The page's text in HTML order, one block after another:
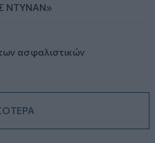
ΝΤΥΝΑΝ»
ασφαλιστικών